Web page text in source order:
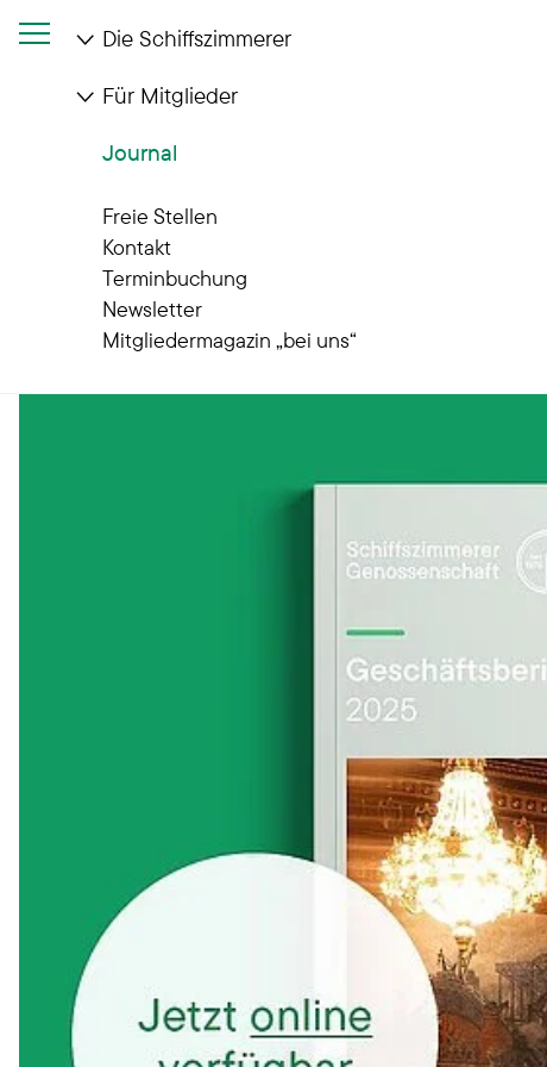
Die Schiffszimmerer
Für Mitglieder
Journal
Freie Stellen
Kontakt
Terminbuchung
Newsletter
Mitgliedermagazin „bei uns“
Journal
Gut zu wissen